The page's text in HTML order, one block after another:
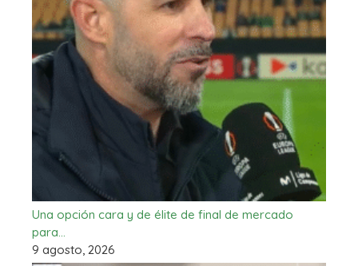
Una opción cara y de élite de final de mercado
para…
9 agosto, 2026